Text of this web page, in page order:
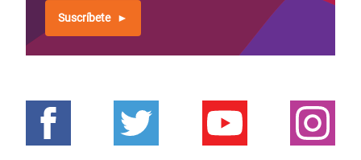
Suscríbete